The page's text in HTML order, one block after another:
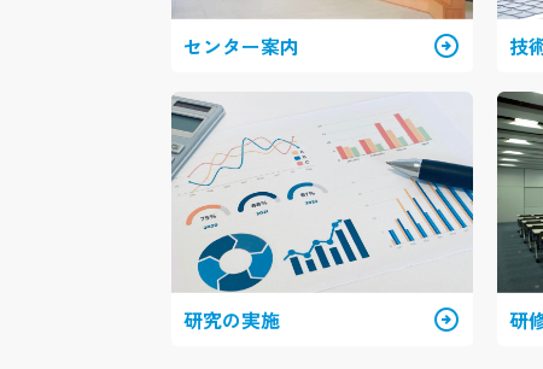
センター案内 arrow_circle_right 技
研究の実施 arrow_circle_right 研